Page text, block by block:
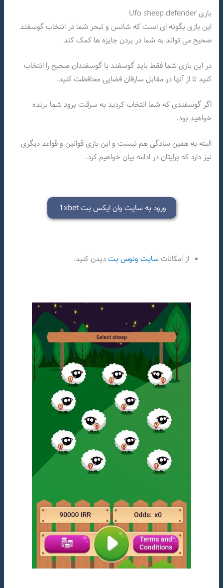
بازی Ufo sheep defender
این بازی بگونه ای است که شانس و تبحر شما در انتخاب گوسفند
صحیح می تواند به شما در بردن جایزه ها کمک کند
در این بازی شما فقط باید گوسفند یا گوسفندان صحیح را انتخاب
کنید تا از آنها در مقابل سارقان فضایی محافظت کنید.
اگر گوسفندی که شما انتخاب کردید به سرقت برود شما برنده
خواهید بود.
البته به همین سادگی هم نیست و این بازی قوانین و قواعد دیگری
نیز دارد که برایتان در ادامه بیان خواهیم کرد.
ورود به سایت وان ایکس بت 1xbet
از امکانات سایت ونوس بتدیدن کنید.